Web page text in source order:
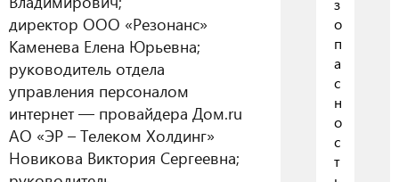
директор ООО «Резонанс»
Каменева Елена Юрьевна;
руководитель отдела
управления персоналом
интернет — провайдера Дом.ru
АО «ЭР – Телеком Холдинг»
Новикова Виктория Сергеевна;
з
о
п
а
с
н
о
с
т